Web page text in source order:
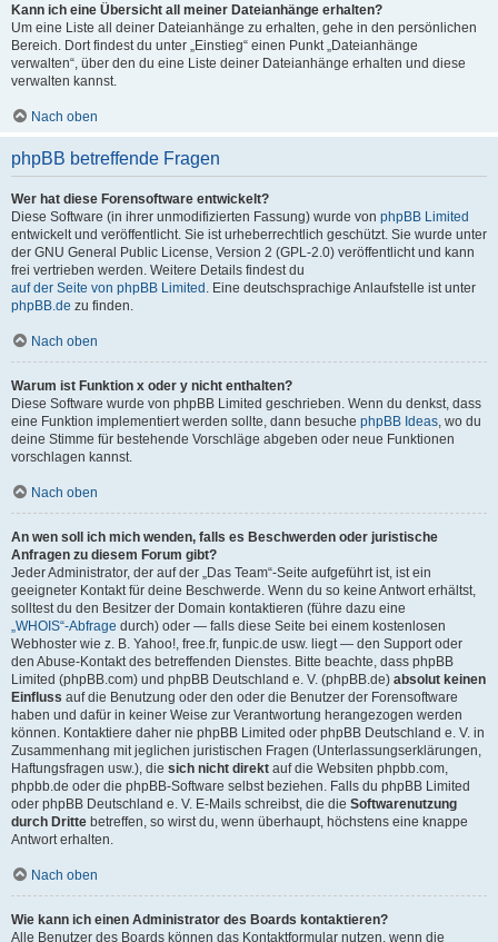
Kann ich eine Übersicht all meiner Dateianhänge erhalten?
Um eine Liste all deiner Dateianhänge zu erhalten, gehe in den persönlichen
Bereich. Dort findest du unter „Einstieg“ einen Punkt „Dateianhänge
verwalten“, über den du eine Liste deiner Dateianhänge erhalten und diese
verwalten kannst.
Nach oben
phpBB betreffende Fragen
Wer hat diese Forensoftware entwickelt?
Diese Software (in ihrer unmodifizierten Fassung) wurde von phpBB Limited
entwickelt und veröffentlicht. Sie ist urheberrechtlich geschützt. Sie wurde unter
der GNU General Public License, Version 2 (GPL-2.0) veröffentlicht und kann
frei vertrieben werden. Weitere Details findest du
auf der Seite von phpBB Limited . Eine deutschsprachige Anlaufstelle ist unter
phpBB.de zu finden.
Nach oben
Warum ist Funktion x oder y nicht enthalten?
Diese Software wurde von phpBB Limited geschrieben. Wenn du denkst, dass
eine Funktion implementiert werden sollte, dann besuche phpBB Ideas , wo du
deine Stimme für bestehende Vorschläge abgeben oder neue Funktionen
vorschlagen kannst.
Nach oben
An wen soll ich mich wenden, falls es Beschwerden oder juristische
Anfragen zu diesem Forum gibt?
Jeder Administrator, der auf der „Das Team“-Seite aufgeführt ist, ist ein
geeigneter Kontakt für deine Beschwerde. Wenn du so keine Antwort erhältst,
solltest du den Besitzer der Domain kontaktieren (führe dazu eine
„WHOIS“-Abfrage durch) oder — falls diese Seite bei einem kostenlosen
Webhoster wie z. B. Yahoo!, free.fr, funpic.de usw. liegt — den Support oder
den Abuse-Kontakt des betreffenden Dienstes. Bitte beachte, dass phpBB
Limited (phpBB.com) und phpBB Deutschland e. V. (phpBB.de) absolut keinen
Einfluss auf die Benutzung oder den oder die Benutzer der Forensoftware
haben und dafür in keiner Weise zur Verantwortung herangezogen werden
können. Kontaktiere daher nie phpBB Limited oder phpBB Deutschland e. V. in
Zusammenhang mit jeglichen juristischen Fragen (Unterlassungserklärungen,
Haftungsfragen usw.), die sich nicht direkt auf die Websiten phpbb.com,
phpbb.de oder die phpBB-Software selbst beziehen. Falls du phpBB Limited
oder phpBB Deutschland e. V. E-Mails schreibst, die die Softwarenutzung
durch Dritte betreffen, so wirst du, wenn überhaupt, höchstens eine knappe
Antwort erhalten.
Nach oben
Wie kann ich einen Administrator des Boards kontaktieren?
Alle Benutzer des Boards können das Kontaktformular nutzen, wenn die